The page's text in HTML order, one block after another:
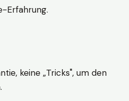
Erfahrung.
keine „Tricks", um den